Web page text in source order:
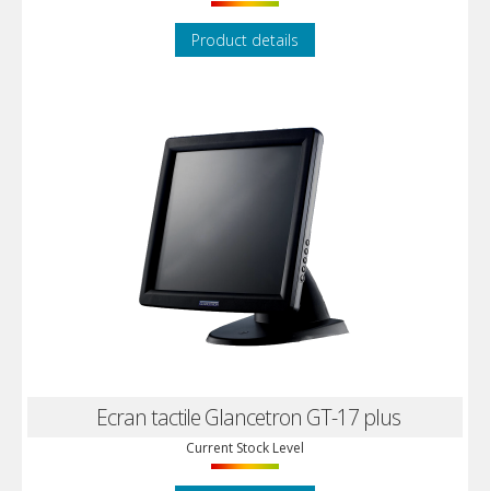
Product details
Ecran tactile Glancetron GT-17 plus
Current Stock Level